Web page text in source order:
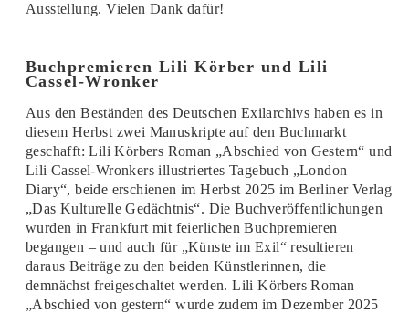
Ausstellung. Vielen Dank dafür!
Buchpremieren Lili Körber und Lili
Cassel-Wronker
Aus den Beständen des Deutschen Exilarchivs haben es in
diesem Herbst zwei Manuskripte auf den Buchmarkt
geschafft: Lili Körbers Roman „Abschied von Gestern“ und
Lili Cassel-Wronkers illustriertes Tagebuch „London
Diary“, beide erschienen im Herbst 2025 im Berliner Verlag
„Das Kulturelle Gedächtnis“. Die Buchveröffentlichungen
wurden in Frankfurt mit feierlichen Buchpremieren
begangen – und auch für „Künste im Exil“ resultieren
daraus Beiträge zu den beiden Künstlerinnen, die
demnächst freigeschaltet werden. Lili Körbers Roman
„Abschied von gestern“ wurde zudem im Dezember 2025